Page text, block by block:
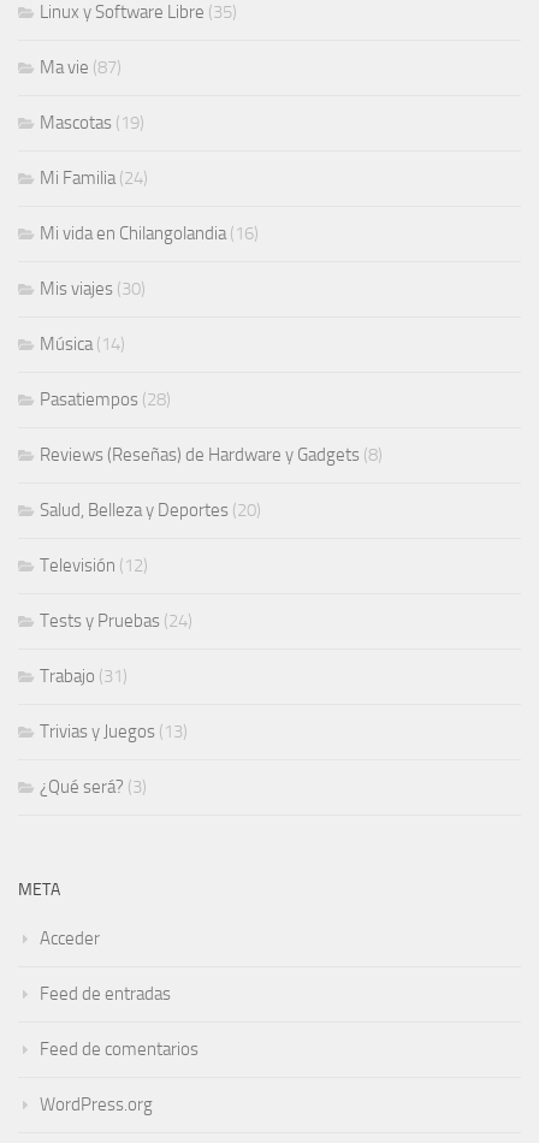
Linux y Software Libre (35)
Ma vie (87)
Mascotas (19)
Mi Familia(24)
Mi vida en Chilangolandia(16)
Mis viajes (30)
Música(14)
Pasatiempos (28)
Reviews (Reseñas) de Hardware y Gadgets (8)
Salud, Belleza y Deportes (20)
Televisión (12)
Tests y Pruebas (24)
Trabajo (31)
Trivias y Juegos (13)
¿Qué será? (3)
META
Acceder
Feed de entradas
Feed de comentarios
WordPress.org